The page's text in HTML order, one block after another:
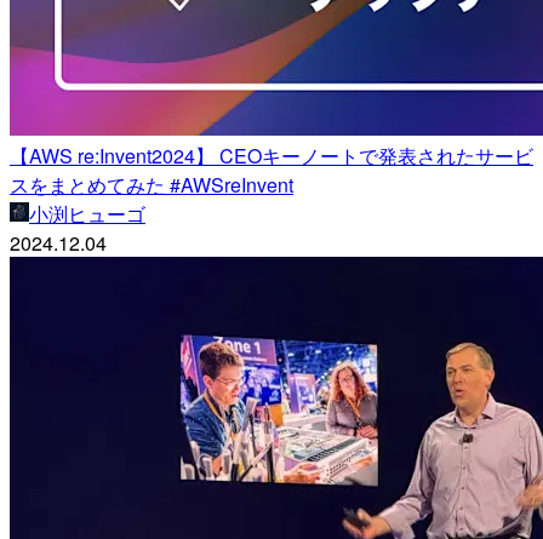
【AWS re:Invent2024】 CEOキーノートで発表されたサービ
スをまとめてみた #AWSreInvent
小渕ヒューゴ
2024.12.04